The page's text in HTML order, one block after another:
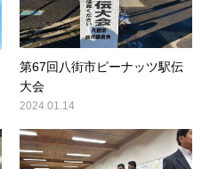
第67回八街市ピーナッツ駅伝
大会
2024.01.14